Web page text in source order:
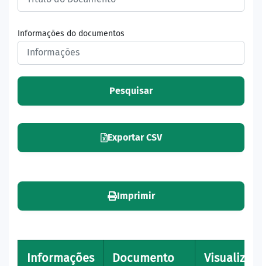
Informações do documentos
Pesquisar
Exportar CSV
Imprimir
Informações Documento Visualizar